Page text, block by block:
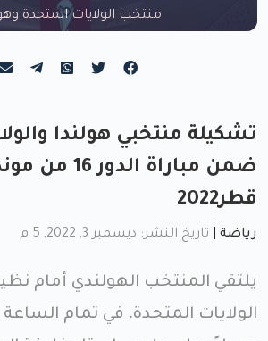
منتخب الولايات المتحدة
تشكيلة منتخبي هولندا
ضمن مباراة الدور
قطر2022
رياضة تاريخ النشر: ديسمبر 3, 2022, 5 م
يلتقي المنتخب الهولندي أمام
الولايات المتحدة، في تمام